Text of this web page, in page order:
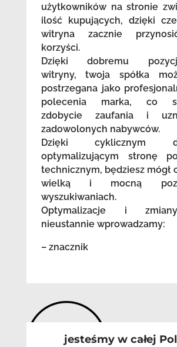
użytkowników na stronie
ilość kupujących, dzięki
witryna zacznie
korzyści.
Dzięki dobremu
witryny, twoja spółka
postrzegana jako
polecenia marka, co
zdobycie zaufania i
zadowolonych nabywców.
Dzięki cyklicznym
optymalizującym stronę
technicznym, będziesz mógł
wielką i mocną
wyszukiwaniach.
Optymalizacje i
nieustannie wprowadzamy:
– znacznik
jesteśmy w całej